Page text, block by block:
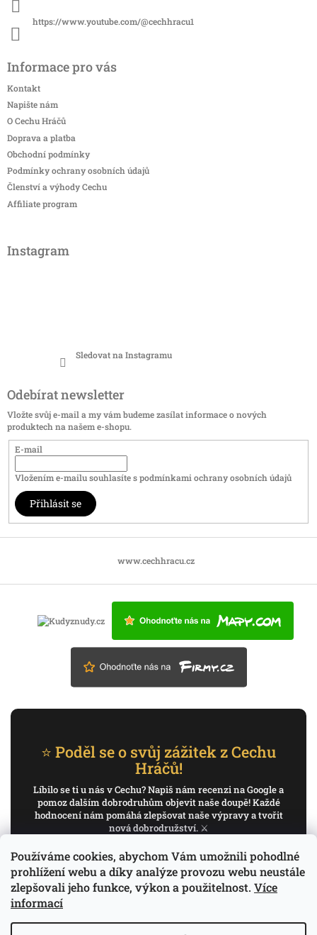
Používáme cookies, abychom Vám umožnili pohodlné
prohlížení webu a díky analýze provozu webu neustále
zlepšovali jeho funkce, výkon a použitelnost. Více
informací
https://www.youtube.com/@cechhracu1
Informace pro vás
Kontakt
Napište nám
O Cechu Hráčů
Doprava a platba
Obchodní podmínky
Podmínky ochrany osobních údajů
Členství a výhody Cechu
Affiliate program
Instagram
Sledovat na Instagramu
Odebírat newsletter
Vložte svůj e-mail a my vám budeme zasílat informace o nových
produktech na našem e-shopu.
E-mail
Vložením e-mailu souhlasíte spodmínkami ochrany osobních údajů
Přihlásit se
www.cechhracu.cz
⭐ Poděl se o svůj zážitek z Cechu
Hráčů!
Líbilo se ti u nás v Cechu? Napiš nám recenzi na Google a
pomoz dalším dobrodruhům objevit naše doupě! Každé
hodnocení nám pomáhá zlepšovat naše výpravy a tvořit
nová dobrodružství. ⚔️
✍️ Napiš recenzi na Google
Děkujeme, že pomáháš psát příběh Cechu Hráčů.